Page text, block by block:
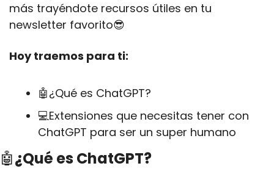
más trayéndote recursos útiles en tu
newsletter favorito😎
Hoy traemos para ti:
🤖¿Qué es ChatGPT?
💻Extensiones que necesitas tener con
ChatGPT para ser un super humano
🤖¿Qué es ChatGPT?